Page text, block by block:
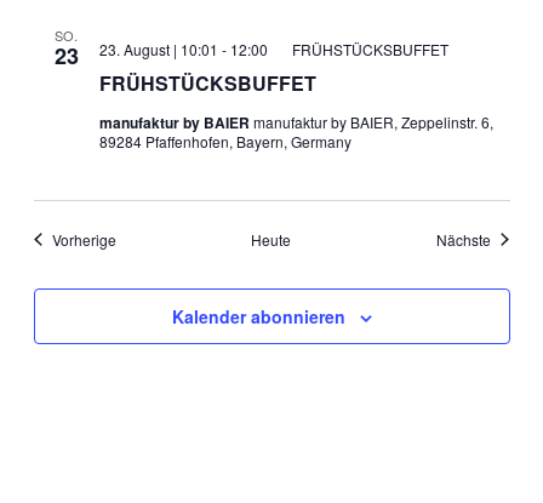
SO.
23
FRÜHSTÜCKSBUFFET
23. August | 10:01 - 12:00 FRÜHSTÜCKSBUFFET
manufaktur by BAIER manufaktur by BAIER, Zeppelinstr. 6,
89284 Pfaffenhofen, Bayern, Germany
VorherigeVeranstaltungen Heute Nächste
Kalender abonnieren